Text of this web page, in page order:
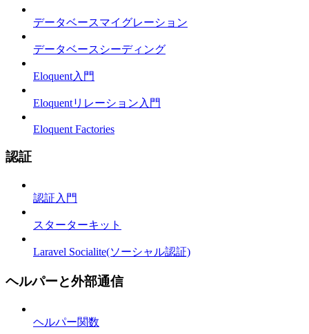
データベースマイグレーション
データベースシーディング
Eloquent入門
Eloquentリレーション入門
Eloquent Factories
認証
認証入門
スターターキット
Laravel Socialite(ソーシャル認証)
ヘルパーと外部通信
ヘルパー関数